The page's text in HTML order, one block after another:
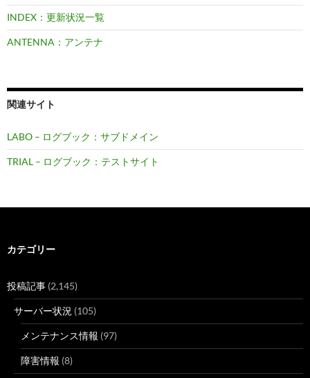
INDEX：更新状況一覧
ANTENNA：アンテナ
関連サイト
LABO – ログブック：サブドメイン
TRIAL – ログブック：テストサイト
カテゴリー
投稿記事 (2,145)
サーバー状況 (105)
メンテナンス情報 (97)
障害情報 (8)